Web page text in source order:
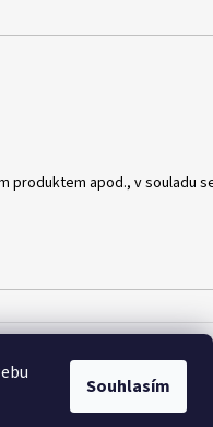
Souhlasím
apod., v souladu